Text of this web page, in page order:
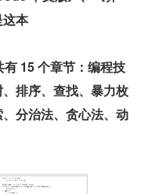
本
有 15 个章节：编程技
排序、查找、暴力枚
分治法、贪心法、动